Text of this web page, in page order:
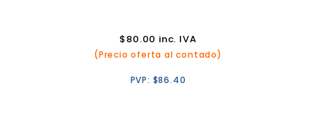
$80.00 inc. IVA
(Precio oferta al contado)
PVP: $86.40